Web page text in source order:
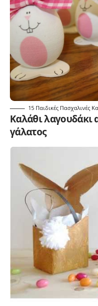
15 Παιδικές Πασχαλινές
Καλάθι λαγουδάκι
γάλατος